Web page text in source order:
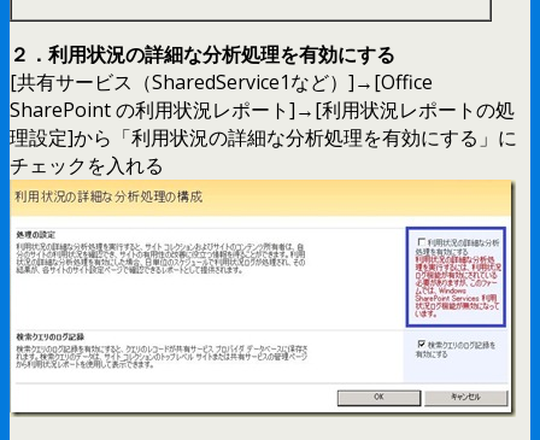
２．利用状況の詳細な分析処理を有効にする
[共有サービス（SharedService1など）]→[Office
SharePoint の利用状況レポート]→[利用状況レポートの処
理設定]から「利用状況の詳細な分析処理を有効にする」に
チェックを入れる